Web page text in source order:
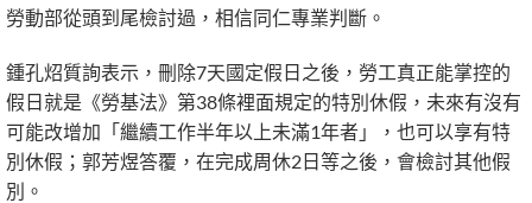
勞動部從頭到尾檢討過，相信同仁專業判斷。
鍾孔炤質詢表示，刪除7天國定假日之後，勞工真正能掌控的
假日就是《勞基法》第38條裡面規定的特別休假，未來有沒有
可能改增加「繼續工作半年以上未滿1年者」，也可以享有特
別休假；郭芳煜答覆，在完成周休2日等之後，會檢討其他假
別。